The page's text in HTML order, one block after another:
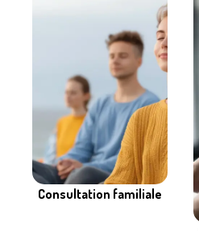
Consultation familiale